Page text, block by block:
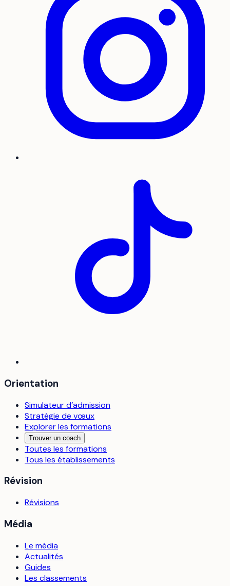
Orientation
Simulateur d’admission
Stratégie de vœux
Explorer les formations
Trouver un coach
Toutes les formations
Tous les établissements
Révision
Révisions
Média
Le média
Actualités
Guides
Les classements